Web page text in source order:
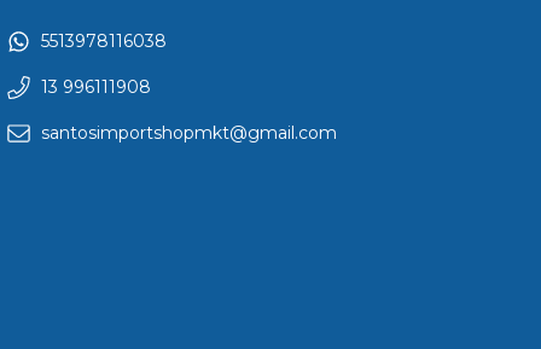
5513978116038
13 996111908
santosimportshopmkt@gmail.com